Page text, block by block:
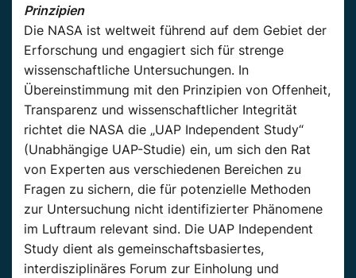
Prinzipien
Die NASA ist weltweit führend auf dem Gebiet der
Erforschung und engagiert sich für strenge
wissenschaftliche Untersuchungen. In
Übereinstimmung mit den Prinzipien von Offenheit,
Transparenz und wissenschaftlicher Integrität
richtet die NASA die „UAP Independent Study“
(Unabhängige UAP-Studie) ein, um sich den Rat
von Experten aus verschiedenen Bereichen zu
Fragen zu sichern, die für potenzielle Methoden
zur Untersuchung nicht identifizierter Phänomene
im Luftraum relevant sind. Die UAP Independent
Study dient als gemeinschaftsbasiertes,
interdisziplinäres Forum zur Einholung und